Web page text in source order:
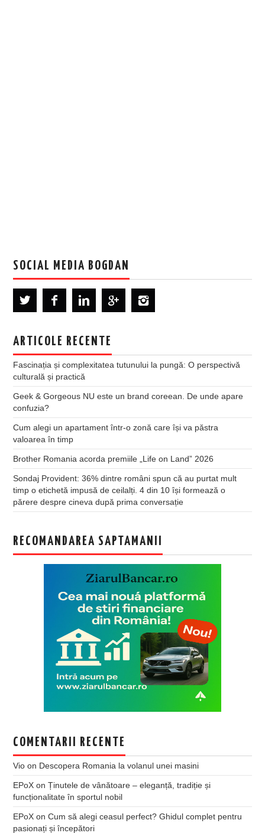
SOCIAL MEDIA BOGDAN
ARTICOLE RECENTE
Fascinația și complexitatea tutunului la pungă: O perspectivă
culturală și practică
Geek & Gorgeous NU este un brand coreean. De unde apare
confuzia?
Cum alegi un apartament într-o zonă care își va păstra
valoarea în timp
Brother Romania acorda premiile „Life on Land” 2026
Sondaj Provident: 36% dintre români spun că au purtat mult
timp o etichetă impusă de ceilalți. 4 din 10 își formează o
părere despre cineva după prima conversație
RECOMANDAREA SAPTAMANII
COMENTARII RECENTE
Vio on Descopera Romania la volanul unei masini
EPoX onȚinutele de vânătoare – eleganță, tradiție și
funcționalitate în sportul nobil
EPoX onCum să alegi ceasul perfect? Ghidul complet pentru
pasionați și începători